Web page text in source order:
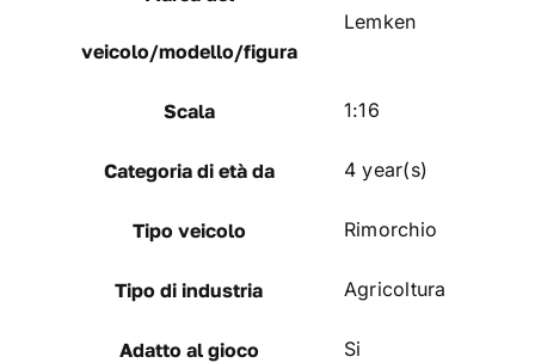
veicolo/modello/figura
Lemken
Scala 1:16
Categoria di età da 4 year(s)
Tipo veicolo Rimorchio
Tipo di industria Agricoltura
Adatto al gioco Si